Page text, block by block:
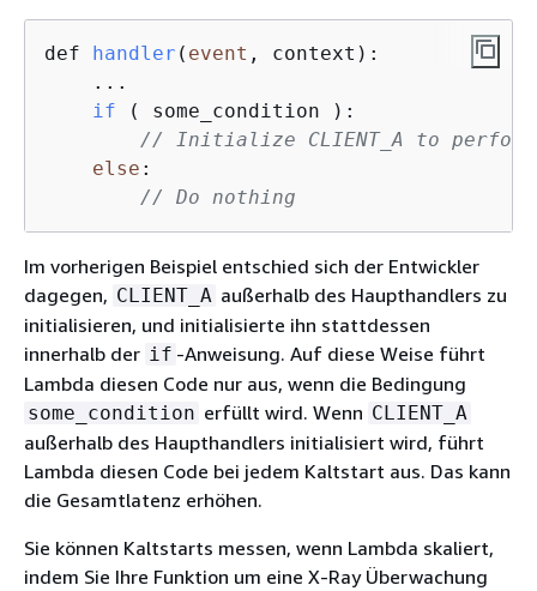
def handler ( event , context ):
    ...
if ( some_condition
):
// Initialize CLIENT_A to
else :
// Do nothing
Im vorherigen Beispiel entschied sich der Entwickler
dagegen, CLIENT_A außerhalb des Haupthandlers zu
initialisieren, und initialisierte ihn stattdessen
innerhalb der if -Anweisung. Auf diese Weise führt
Lambda diesen Code nur aus, wenn die Bedingung
some_condition erfüllt wird. Wenn CLIENT_A
außerhalb des Haupthandlers initialisiert wird, führt
Lambda diesen Code bei jedem Kaltstart aus. Das kann
die Gesamtlatenz erhöhen.
Sie können Kaltstarts messen, wenn Lambda skaliert,
indem Sie Ihre Funktion um eine X-Ray Überwachung